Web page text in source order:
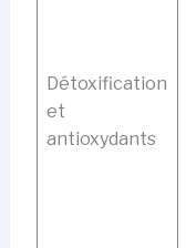
Détoxification
et
antioxydants